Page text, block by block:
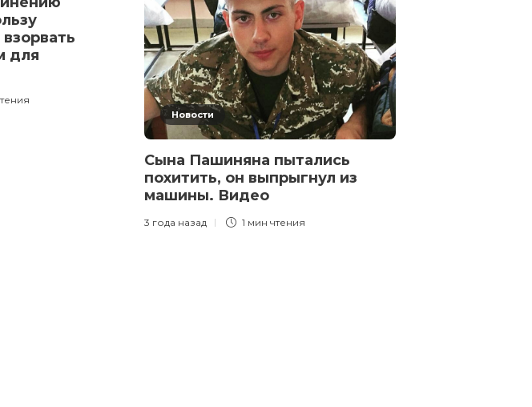
для
Новости
Сына Пашиняна пытались
похитить, он выпрыгнул из
машины. Видео
3 года назад 1 мин чтения